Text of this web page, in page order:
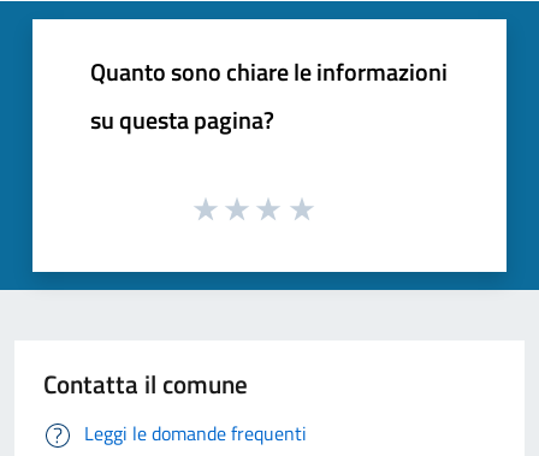
Quanto sono chiare le informazioni
su questa pagina?
Contatta il comune
Leggi le domande frequenti